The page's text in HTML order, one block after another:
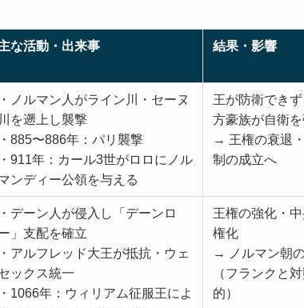
な活動・出来事 結果・影響
・ノルマン人がライン川・セーヌ
川を遡上し襲撃
・885〜886年：パリ襲撃
・911年：カール3世がロロにノル
ンディー公領を与える
王が防衛でき
方豪族が自衛
→ 王権の衰退
制の成立へ
・デーン人が侵入し「デーンロ
」支配を確立
・アルフレッド大王が抵抗・ウェ
ックス統一
・1066年：ウィリアム征服王によ
王権の強化・
権化
→ ノルマン朝
（フランクと
的）